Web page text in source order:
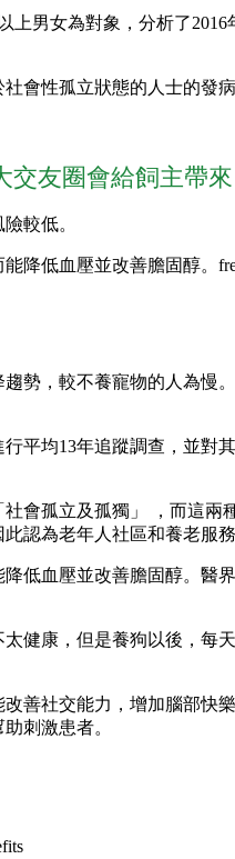
男女為對象，分析了
會性孤立狀態的人士的發
友圈會給飼主帶
較低。
勢，較不養寵物的人為
平均13年追蹤調查，並
會孤立及孤獨」 ，而這
認為老年人社區和養老服
低血壓並改善膽固醇。
健康，但是養狗以後，
善社交能力，增加腦部快
刺激患者。